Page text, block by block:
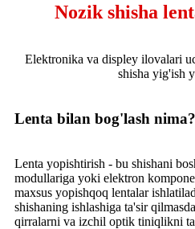
Nozik shisha
Elektronika va displey ilovalari
shisha yig'ish
Lenta bilan bog'lash nima?
Lenta yopishtirish - bu shishani
modullariga yoki elektron
maxsus yopishqoq lentalar
shishaning ishlashiga ta'sir
qirralarni va izchil optik tiniqlikni